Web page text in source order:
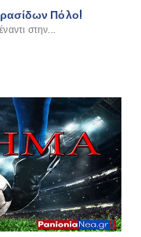
Πόλο!
στην...